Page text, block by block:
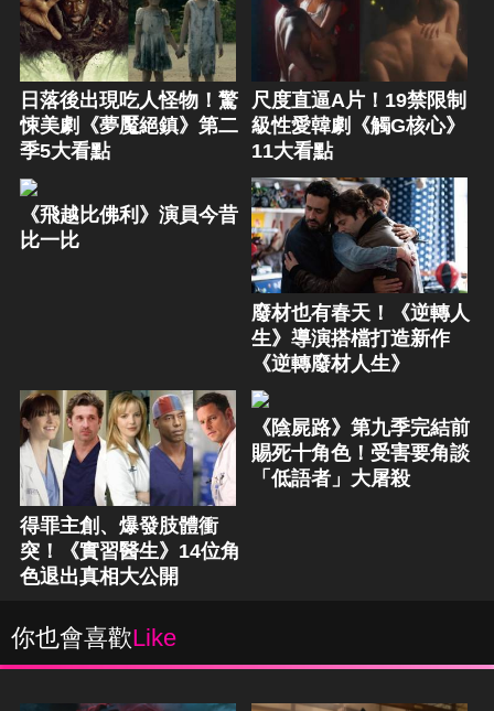
日落後出現吃人怪物！驚
悚美劇《夢魘絕鎮》第二
季5大看點
尺度直逼A片！19禁限制
級性愛韓劇《觸G核心》
11大看點
《飛越比佛利》演員今昔
比一比
廢材也有春天！《逆轉人
生》導演搭檔打造新作
《逆轉廢材人生》
得罪主創、爆發肢體衝
突！《實習醫生》14位角
色退出真相大公開
《陰屍路》第九季完結前
賜死十角色！受害要角談
「低語者」大屠殺
你也會喜歡Like